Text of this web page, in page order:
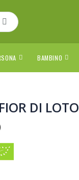
BAMBINO
DI LOTO